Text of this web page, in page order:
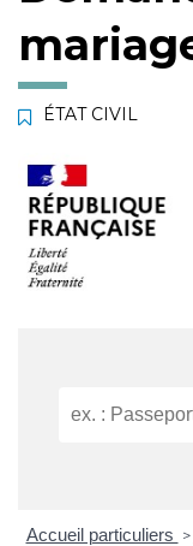
ÉTAT CIVIL
Accueil particuliers >